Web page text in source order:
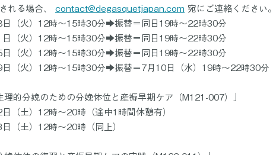
れる場合、 contact@degasquetjapan.com 宛にご連絡ください。
日（火）12時～15時30分➡振替＝同日19時～22時30分
日（火）12時～15時30分➡振替＝同日19時～22時30分
日（火）12時～15時30分➡振替＝同日19時～22時30分
日（火）12時～15時30分➡振替＝7月10日（水）19時～22時30分
理的分娩のための分娩体位と産褥早期ケア（M121-007）」
日（土）12時～20時（途中1時間休憩有）
（土）12時～20時（同上）